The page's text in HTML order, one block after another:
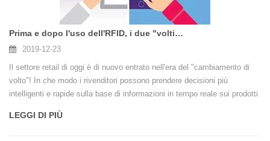
Prima e dopo l'uso dell'RFID, i due "volti" del settore retail
2019-12-23
Il settore retail di oggi è di nuovo entrato nell'era del "cambiamento di
volto"! In che modo i rivenditori possono prendere decisioni più
intelligenti e rapide sulla base di informazioni in tempo reale sui prodotti
clienti un'esperienza migliore con un "valore nominale" più elevato?
LEGGI DI PIÙ